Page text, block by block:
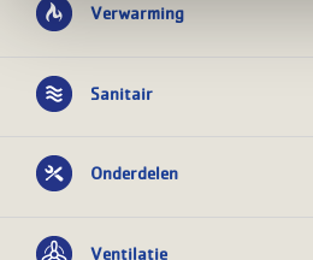
Verwarming
Sanitair
Onderdelen
Ventilatie